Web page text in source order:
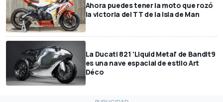
Ahora puedes tener la moto que rozó
la victoria del TT de la Isla de Man
La Ducati 821 'Liquid Metal' de Bandit9
es una nave espacial de estilo Art
Déco